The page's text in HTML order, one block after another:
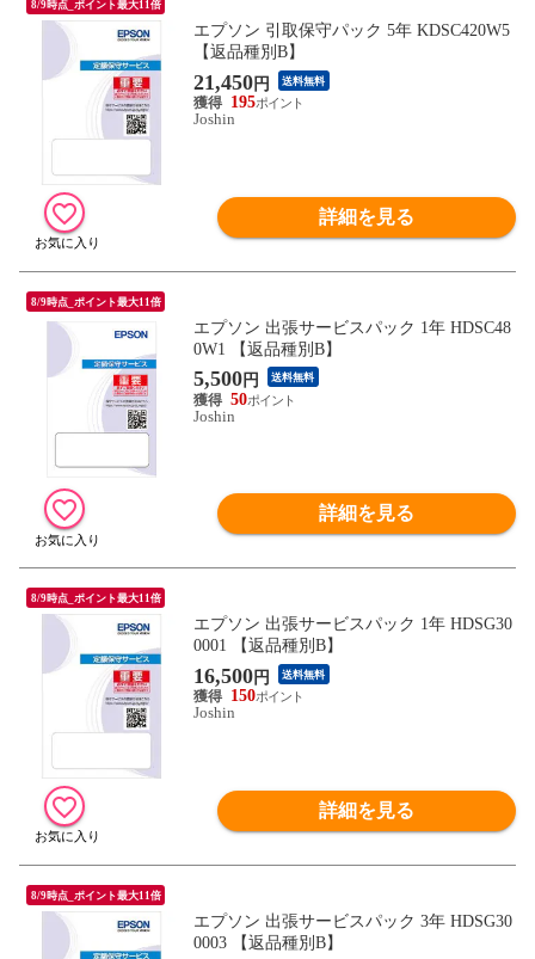
8/9時点_ポイント最大11倍
エプソン 引取保守パック 5年 KDSC420W5
【返品種別B】
21,450円 送料無料
195
Joshin
詳細を見る
8/9時点_ポイント最大11倍
エプソン 出張サービスパック 1年 HDSC48
0W1 【返品種別B】
5,500円 送料無料
50
Joshin
詳細を見る
8/9時点_ポイント最大11倍
エプソン 出張サービスパック 1年 HDSG30
0001 【返品種別B】
16,500円 送料無料
150
Joshin
詳細を見る
8/9時点_ポイント最大11倍
エプソン 出張サービスパック 3年 HDSG30
0003 【返品種別B】